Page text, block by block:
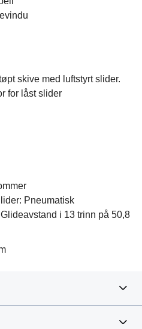
skive med luftstyrt slider.
for låst slider
Pneumatisk
i 13 trinn på 50,8